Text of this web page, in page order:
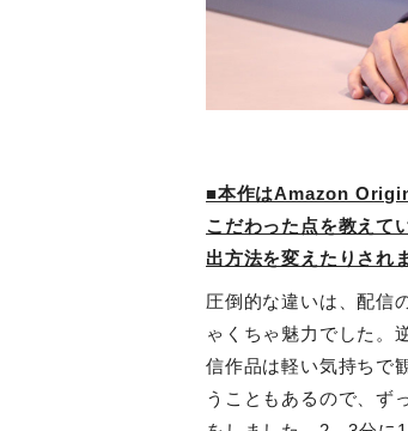
■本作はAmazon
こだわった点を教えて
出方法を変えたりされ
圧倒的な違いは、配信
ゃくちゃ魅力でした。
信作品は軽い気持ちで
うこともあるので、ず